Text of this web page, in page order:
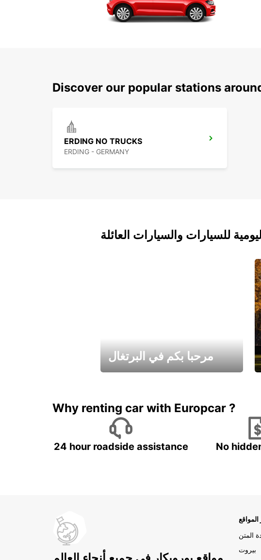
Discover our popular stations
ERDING NO TRUCKS
ERDING - GERMANY
للسيارات والسيارات العائلة
مرحبا بكم في البرتغال
Why renting car with Europcar ?
24 hour roadside assistance No
المواقع
المتن
بيروت